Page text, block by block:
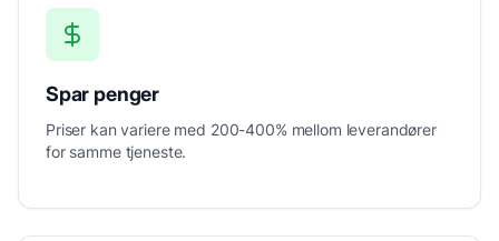
Spar penger
Priser kan variere med 200-400% mellom leverandører
for samme tjeneste.